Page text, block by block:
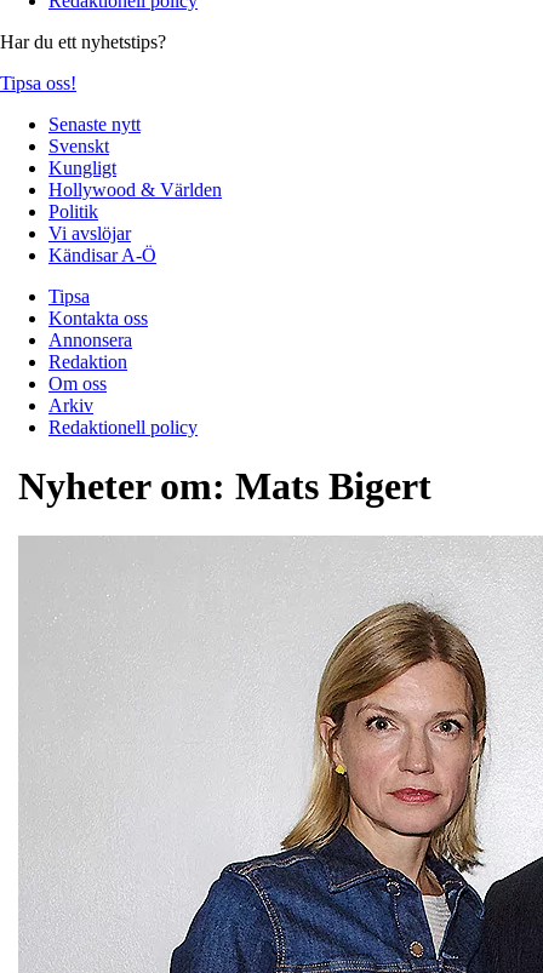
Har du ett nyhetstips?
Tipsa oss!
Senaste nytt
Svenskt
Kungligt
Hollywood & Världen
Politik
Vi avslöjar
Kändisar A-Ö
Tipsa
Kontakta oss
Annonsera
Redaktion
Om oss
Arkiv
Redaktionell policy
Nyheter om: Mats Bigert